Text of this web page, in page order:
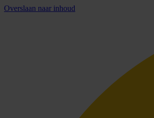
Overslaan naar inhoud